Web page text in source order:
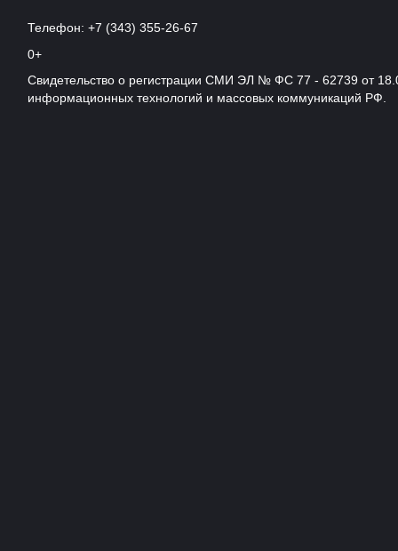
Телефон: +7 (343) 355-26-67
0+
Свидетельство о регистрации СМИ ЭЛ № ФС 77 - 62739 от
информационных технологий и массовых коммуникаций РФ.